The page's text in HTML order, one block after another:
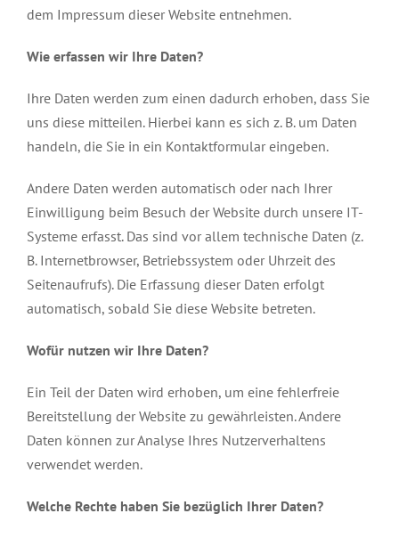
dem Impressum dieser Website entnehmen.
Wie erfassen wir Ihre Daten?
Ihre Daten werden zum einen dadurch erhoben, dass Sie
uns diese mitteilen. Hierbei kann es sich z. B. um Daten
handeln, die Sie in ein Kontaktformular eingeben.
Andere Daten werden automatisch oder nach Ihrer
Einwilligung beim Besuch der Website durch unsere IT-
Systeme erfasst. Das sind vor allem technische Daten (z.
B. Internetbrowser, Betriebssystem oder Uhrzeit des
Seitenaufrufs). Die Erfassung dieser Daten erfolgt
automatisch, sobald Sie diese Website betreten.
Wofür nutzen wir Ihre Daten?
Ein Teil der Daten wird erhoben, um eine fehlerfreie
Bereitstellung der Website zu gewährleisten. Andere
Daten können zur Analyse Ihres Nutzerverhaltens
verwendet werden.
Welche Rechte haben Sie bezüglich Ihrer Daten?